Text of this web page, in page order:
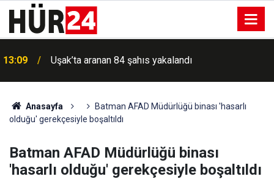
13:09 Uşak’ta aranan 84 şahıs yakalandı
Anasayfa
Batman AFAD Müdürlüğü binası 'hasarlı
olduğu' gerekçesiyle boşaltıldı
Batman AFAD Müdürlüğü binası
'hasarlı olduğu' gerekçesiyle boşaltıldı